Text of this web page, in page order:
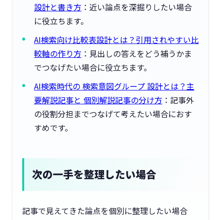
設計と書き方 ：近い論点を深掘りしたい場合
に役立ちます。
AI検索向け比較表設計とは？引用されやすい比
較軸の作り方 ：見出しの答えをどう補うかま
でつなげたい場合に役立ちます。
AI検索時代の 検索意図グループ 設計とは？主
要解説記事と 個別解説記事の分け方 ：記事外
の役割分担までつなげて考えたい場合におす
すめです。
次の一手を整理したい場合
記事で見えてきた論点を個別に整理したい場合